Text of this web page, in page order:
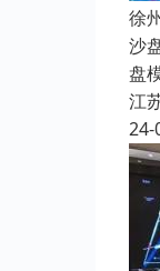
徐
沙
盘
江
24-